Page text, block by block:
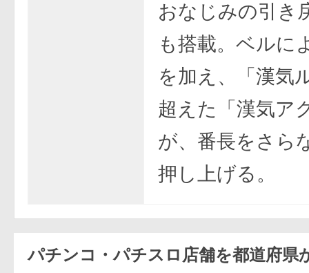
おなじみの引き
も搭載。ベルに
を加え、「漢気
超えた「漢気ア
が、番長をさら
押し上げる。
パチンコ・パチスロ店舗を都道府県